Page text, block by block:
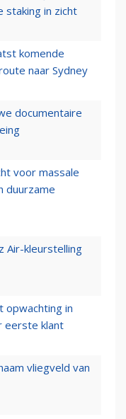
staking in zicht
komende
naar Sydney
documentaire
voor massale
duurzame
Air-kleurstelling
opwachting in
eerste klant
vliegveld van